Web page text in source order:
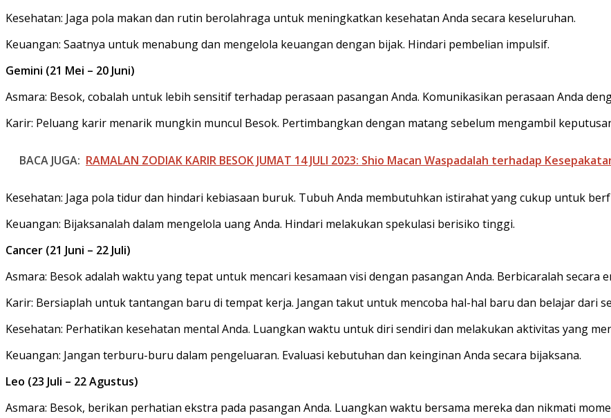
Kesehatan: Jaga pola makan dan rutin berolahraga untuk meningkatkan kesehatan Anda secara keseluruhan.
Keuangan: Saatnya untuk menabung dan mengelola keuangan dengan bijak. Hindari pembelian impulsif.
Gemini (21 Mei – 20 Juni)
Asmara: Besok, cobalah untuk lebih sensitif terhadap perasaan pasangan Anda. Komunikasikan perasaan Anda
Karir: Peluang karir menarik mungkin muncul Besok. Pertimbangkan dengan matang sebelum mengambil
BACA JUGA: RAMALAN ZODIAK KARIR BESOK JUMAT 14 JULI 2023: Shio Macan Waspadalah terhadap
Kesehatan: Jaga pola tidur dan hindari kebiasaan buruk. Tubuh Anda membutuhkan istirahat yang cukup untuk
Keuangan: Bijaksanalah dalam mengelola uang Anda. Hindari melakukan spekulasi berisiko tinggi.
Cancer (21 Juni – 22 Juli)
Asmara: Besok adalah waktu yang tepat untuk mencari kesamaan visi dengan pasangan Anda. Berbicaralah secara
Karir: Bersiaplah untuk tantangan baru di tempat kerja. Jangan takut untuk mencoba hal-hal baru dan belajar dari
Kesehatan: Perhatikan kesehatan mental Anda. Luangkan waktu untuk diri sendiri dan melakukan aktivitas yang
Keuangan: Jangan terburu-buru dalam pengeluaran. Evaluasi kebutuhan dan keinginan Anda secara bijaksana.
Leo (23 Juli – 22 Agustus)
Asmara: Besok, berikan perhatian ekstra pada pasangan Anda. Luangkan waktu bersama mereka dan nikmati